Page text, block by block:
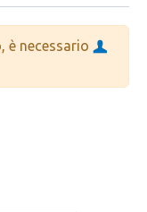
è necessario